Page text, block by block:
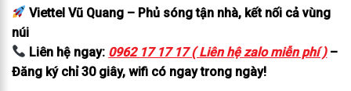
Viettel Vũ Quang – Phủ sóng tận nhà, kết nối cả vùng
núi
Liên hệ ngay: 0962 17 17 17 ( Liên hệ zalo miễn phí )–
Đăng ký chỉ 30 giây, wifi có ngay trong ngày!